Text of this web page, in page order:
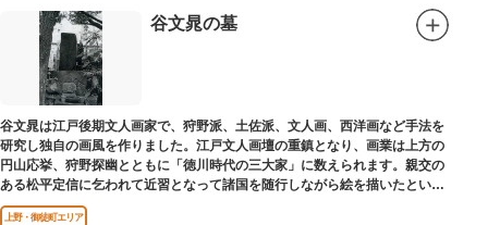
谷文晁の墓
谷文晁は江戸後期文人画家で、狩野派、土佐派、文人画、西洋画など手法を
研究し独自の画風を作りました。江戸文人画壇の重鎮となり、画業は上方の
円山応挙、狩野探幽とともに「徳川時代の三大家」に数えられます。親交の
ある松平定信に乞われて近習となって諸国を随行しながら絵を描いたといわ
れています。お墓は源空寺（げんくうじ）にあります。
上野・御徒町エリア